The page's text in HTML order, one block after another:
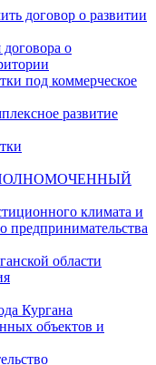
договор о развитии
о
под коммерческое
развитие
климата и
предпринимательства
области
Кургана
объектов и